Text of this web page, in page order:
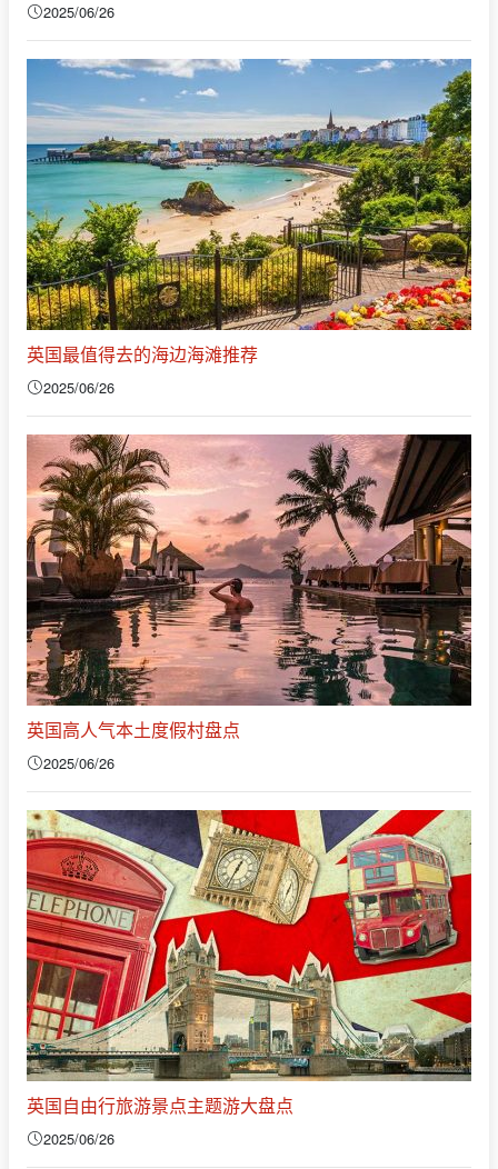
2025/06/26
英国最值得去的海边海滩推荐
2025/06/26
英国高人气本土度假村盘点
2025/06/26
英国自由行旅游景点主题游大盘点
2025/06/26